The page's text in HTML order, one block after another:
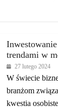
trendami w
27 lutego 2024
W świecie
branżom
kwestia